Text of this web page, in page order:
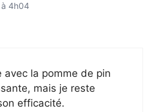
4h04
avec la pomme de pin
mais je reste
efficacité.